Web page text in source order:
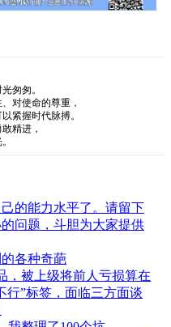
匆匆。
对使命的尊重，
紧握时代脉搏。
精进，
的能力水平了。请留下
问题，斗胆为大家提供
各种奇葩
，被上级将前人亏损算在
行”标签，面临三方面谈